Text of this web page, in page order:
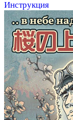
Инструкция